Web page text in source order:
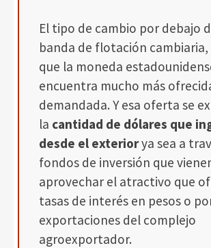
El tipo de cambio por debajo
banda de flotación cambiaria,
que la moneda
encuentra mucho más
demandada. Y esa oferta se
la cantidad de dólares que
desde el exteriorya sea a
fondos de inversión que
aprovechar el atractivo que
tasas de interés en pesos o
exportaciones del complejo
agroexportador.